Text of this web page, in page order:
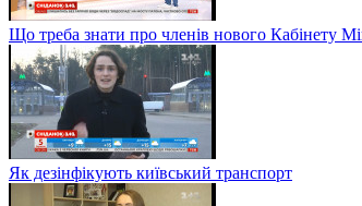
Що треба знати про членів нового Кабінету
Як дезінфікують київський транспорт